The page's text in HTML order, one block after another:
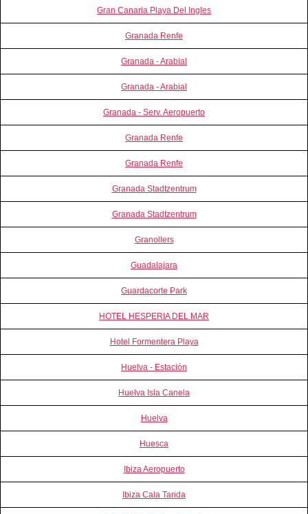
Gran Canaria Playa Del Ingles
Granada Renfe
Granada - Arabial
Granada - Arabial
Granada - Serv. Aeropuerto
Granada Renfe
Granada Renfe
Granada Stadtzentrum
Granada Stadtzentrum
Granollers
Guadalajara
Guardacorte Park
HOTEL HESPERIA DEL MAR
Hotel Formentera Playa
Huelva - Estación
Huelva Isla Canela
Huelva
Huesca
Ibiza Aeropuerto
Ibiza Cala Tarida